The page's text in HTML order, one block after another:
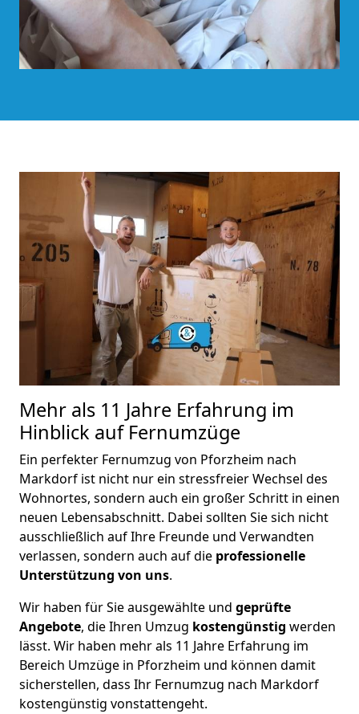
Mehr als 11 Jahre Erfahrung im
Hinblick auf Fernumzüge
Ein perfekter Fernumzug von Pforzheim nach
Markdorf ist nicht nur ein stressfreier Wechsel des
Wohnortes, sondern auch ein großer Schritt in einen
neuen Lebensabschnitt. Dabei sollten Sie sich nicht
ausschließlich auf Ihre Freunde und Verwandten
verlassen, sondern auch auf die professionelle
Unterstützung von uns.
Wir haben für Sie ausgewählte und geprüfte
Angebote, die Ihren Umzug kostengünstig werden
lässt. Wir haben mehr als 11 Jahre Erfahrung im
Bereich Umzüge in Pforzheim und können damit
sicherstellen, dass Ihr Fernumzug nach Markdorf
kostengünstig vonstattengeht.